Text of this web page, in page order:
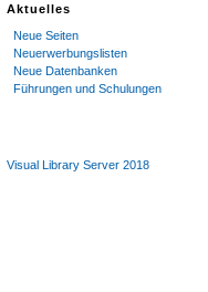
Aktuelles
Neue Seiten
Neuerwerbungslisten
Neue Datenbanken
Führungen und Schulungen
Visual Library Server 2018